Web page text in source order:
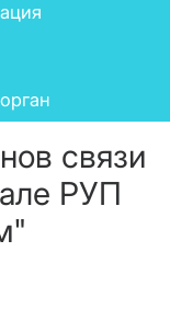
связи
РУП